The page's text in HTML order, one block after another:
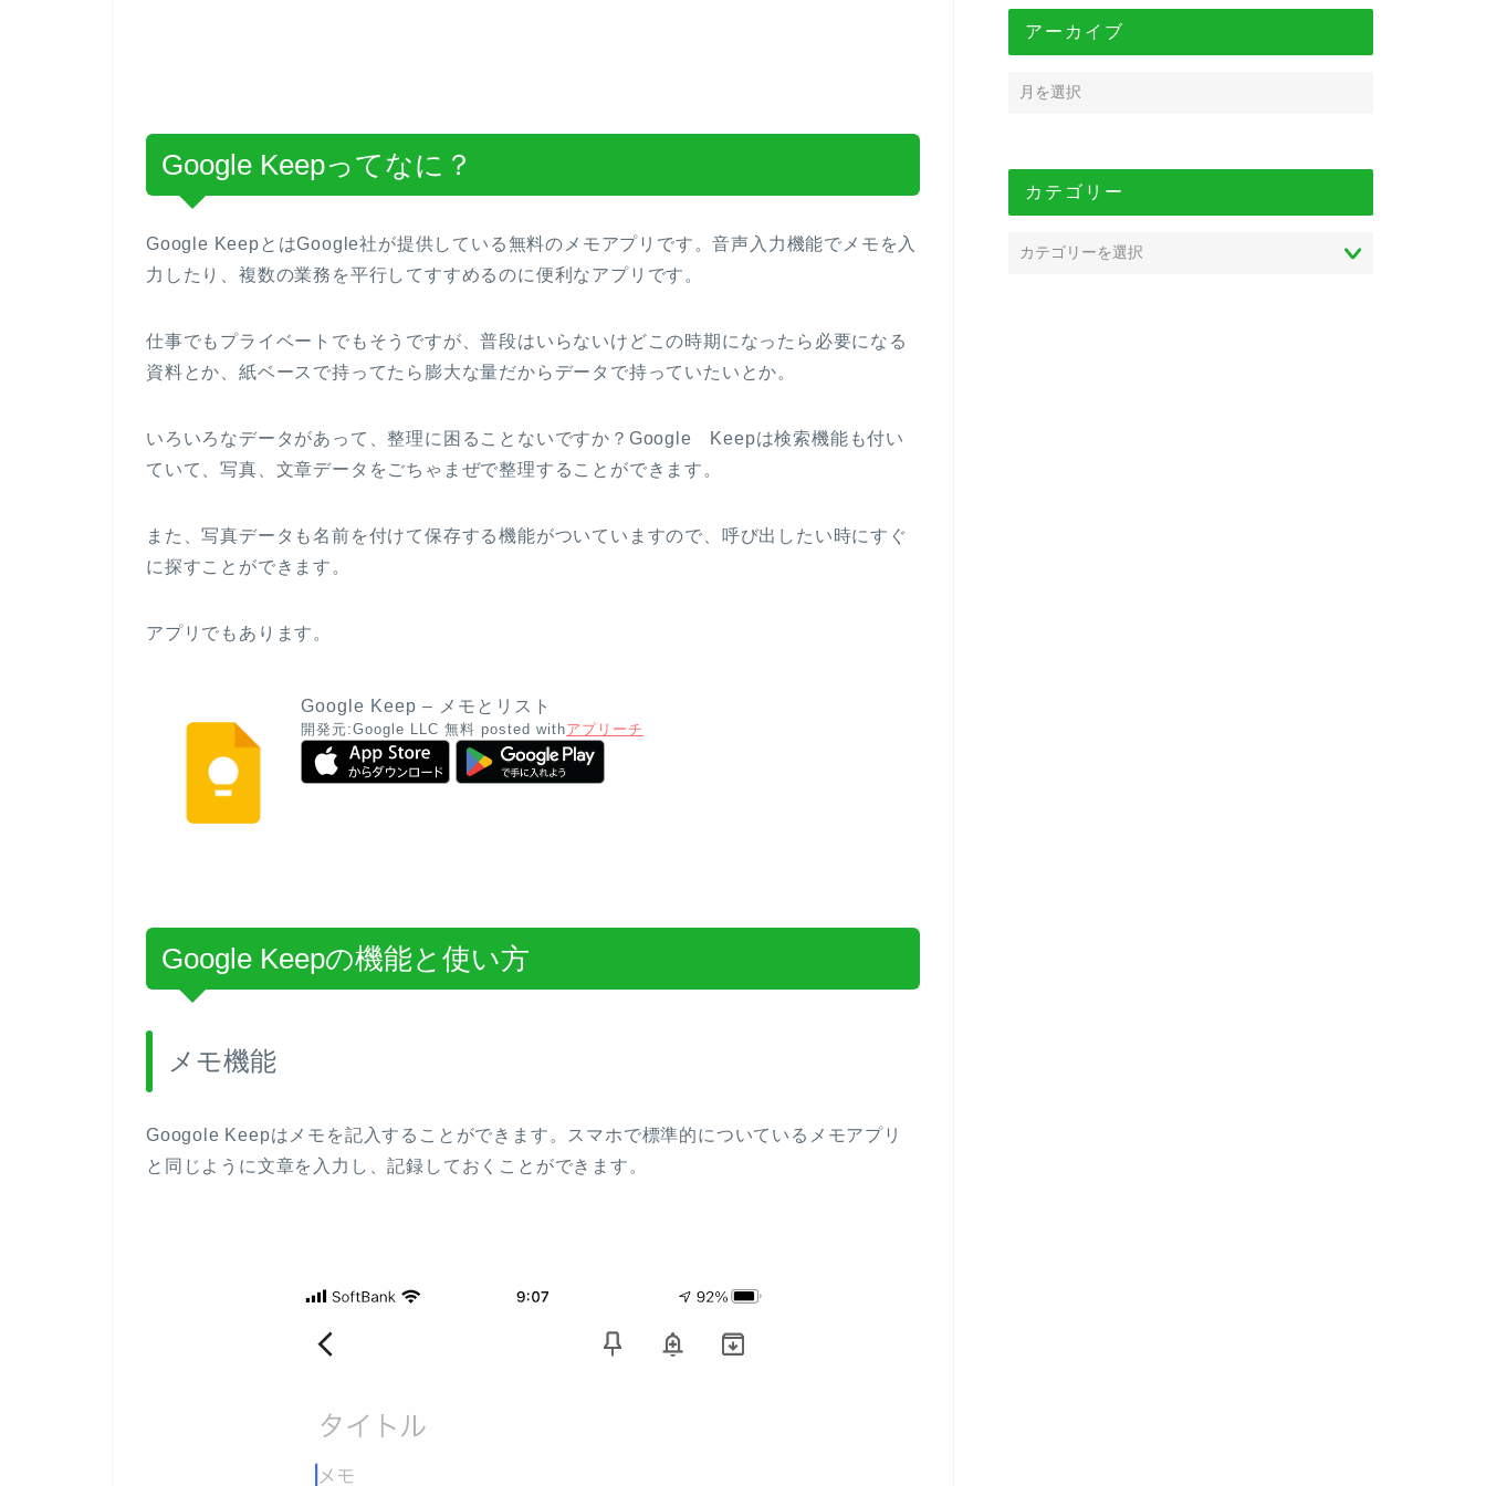
Google Keepってなに？
Google KeepとはGoogle社が提供している無料のメモアプリです。音声入力機能でメモを入
力したり、複数の業務を平行してすすめるのに便利なアプリです。
仕事でもプライベートでもそうですが、普段はいらないけどこの時期になったら必要になる
資料とか、紙ベースで持ってたら膨大な量だからデータで持っていたいとか。
いろいろなデータがあって、整理に困ることないですか？Google Keepは検索機能も付い
ていて、写真、文章データをごちゃまぜで整理することができます。
また、写真データも名前を付けて保存する機能がついていますので、呼び出したい時にすぐ
に探すことができます。
アプリでもあります。
Google Keep – メモとリスト
開発元:Google LLC 無料 posted withアプリーチ
Google Keepの機能と使い方
メモ機能
Googole Keepはメモを記入することができます。スマホで標準的についているメモアプリ
と同じように文章を入力し、記録しておくことができます。
アーカイブ
カテゴリー